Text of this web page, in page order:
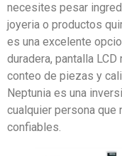
necesites pesar
joyeria o productos
es una excelente
duradera, pantalla
conteo de piezas y
Neptunia es una
cualquier persona
confiables.